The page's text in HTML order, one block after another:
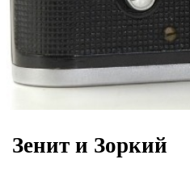
Зенит и Зоркий